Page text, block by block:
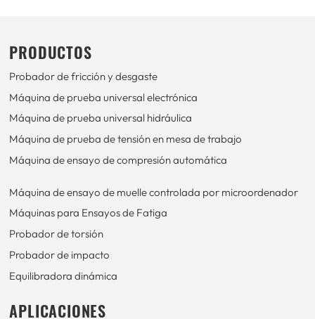
PRODUCTOS
Probador de fricción y desgaste
Máquina de prueba universal electrónica
Máquina de prueba universal hidráulica
Máquina de prueba de tensión en mesa de trabajo
Máquina de ensayo de compresión automática
Máquina de ensayo de muelle controlada por microordenador
Máquinas para Ensayos de Fatiga
Probador de torsión
Probador de impacto
Equilibradora dinámica
APLICACIONES